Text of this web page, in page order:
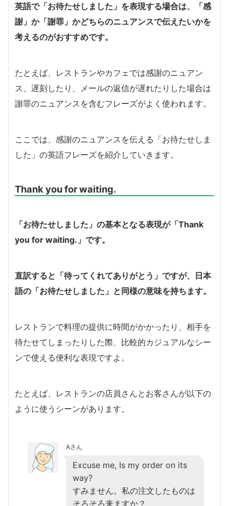
英語で「お待たせしました」を表現する場合は、「感
謝」か「謝罪」かどちらのニュアンスで伝えたいかを
考えるのがおすすめです。
たとえば、レストランやカフェでは感謝のニュアン
ス、遅刻したり、メールの返信が遅れたりした場合は
謝罪のニュアンスを含むフレーズがよく使われます。
ここでは、感謝のニュアンスを伝える「お待たせしま
した」の英語フレーズを紹介していきます。
Thank you for waiting.
「お待たせしました」の基本となる表現が「Thank
you for waiting.」です。
直訳すると「待ってくれてありがとう」ですが、日本
語の「お待たせしました」と同様の意味を持ちます。
レストランで料理の提供に時間がかかったり、相手を
待たせてしまったりした際、比較的カジュアルなシー
ンで使える便利な表現ですよ。
たとえば、レストランの店員さんとお客さんが以下の
ように使うシーンがあります。
Aさん
Excuse me, Is my order on its
way?
すみません。私の注文したものは
そろそろ来ますか？